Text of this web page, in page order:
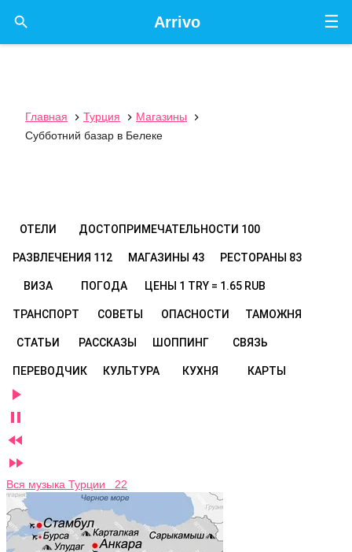
☰
Arrivo

Главная  Турция  Магазины

Субботний базар в Белеке
ОТЕЛИ ДОСТОПРИМЕЧАТЕЛЬНОСТИ 100
РАЗВЛЕЧЕНИЯ 112 МАГАЗИНЫ 43 РЕСТОРАНЫ 83
ВИЗА ПОГОДА ЦЕНЫ 1 TRY = 1.65 RUB
ТРАНСПОРТ СОВЕТЫ ОПАСНОСТИ ТАМОЖНЯ
СТАТЬИ РАССКАЗЫ ШОППИНГ СВЯЗЬ
ПЕРЕВОДЧИК КУЛЬТУРА КУХНЯ КАРТЫ




Вся музыка Турции 22